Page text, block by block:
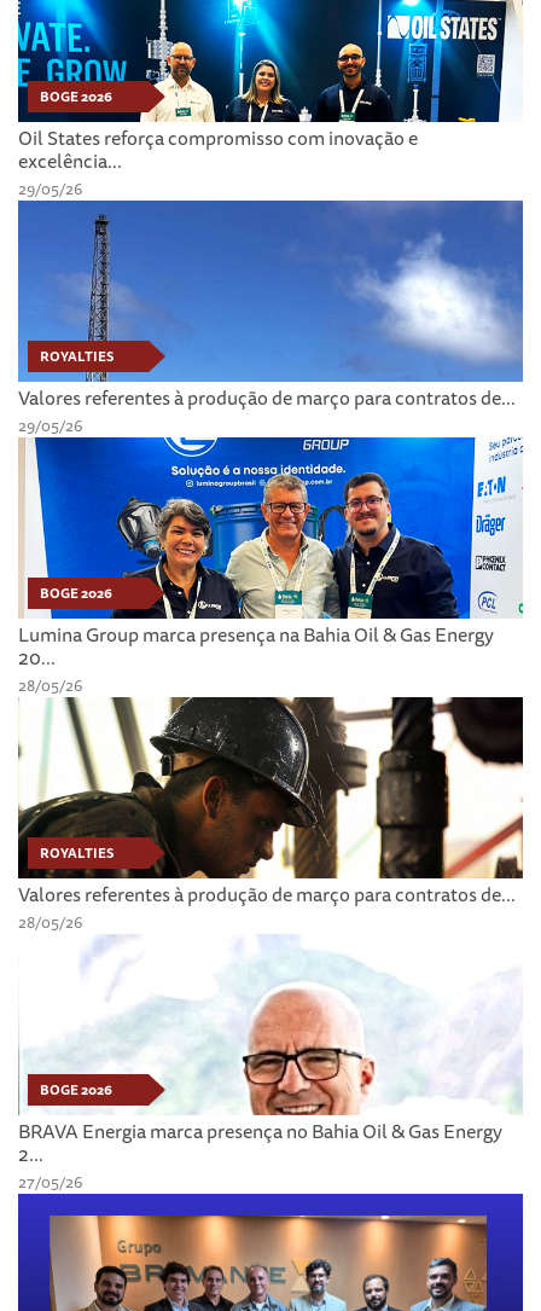
BOGE 2026
Oil States reforça compromisso com inovação e
excelência...
29/05/26
ROYALTIES
Valores referentes à produção de março para contratos de...
29/05/26
BOGE 2026
Lumina Group marca presença na Bahia Oil & Gas Energy
20...
28/05/26
ROYALTIES
Valores referentes à produção de março para contratos de...
28/05/26
BOGE 2026
BRAVA Energia marca presença no Bahia Oil & Gas Energy
2...
27/05/26